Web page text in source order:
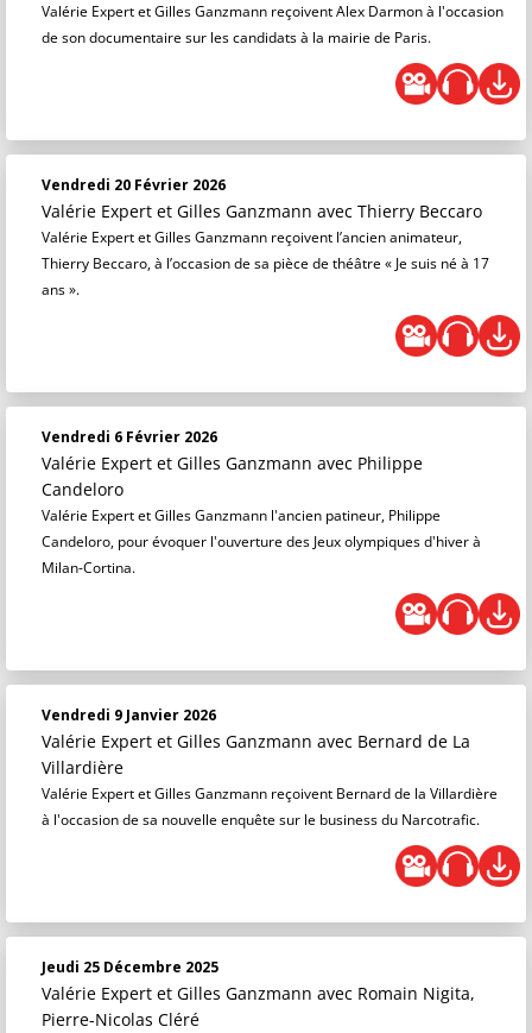
Valérie Expert et Gilles Ganzmann reçoivent Alex Darmon à l'occasion
de son documentaire sur les candidats à la mairie de Paris.
Vendredi 20 Février 2026
Valérie Expert et Gilles Ganzmann avec Thierry Beccaro
Valérie Expert et Gilles Ganzmann reçoivent l’ancien animateur,
Thierry Beccaro, à l’occasion de sa pièce de théâtre « Je suis né à 17
ans ».
Vendredi 6 Février 2026
Valérie Expert et Gilles Ganzmann avec Philippe
Candeloro
Valérie Expert et Gilles Ganzmann l'ancien patineur, Philippe
Candeloro, pour évoquer l'ouverture des Jeux olympiques d'hiver à
Milan-Cortina.
Vendredi 9 Janvier 2026
Valérie Expert et Gilles Ganzmann avec Bernard de La
Villardière
Valérie Expert et Gilles Ganzmann reçoivent Bernard de la Villardière
à l'occasion de sa nouvelle enquête sur le business du Narcotrafic.
Jeudi 25 Décembre 2025
Valérie Expert et Gilles Ganzmann avec Romain Nigita,
Pierre-Nicolas Cléré